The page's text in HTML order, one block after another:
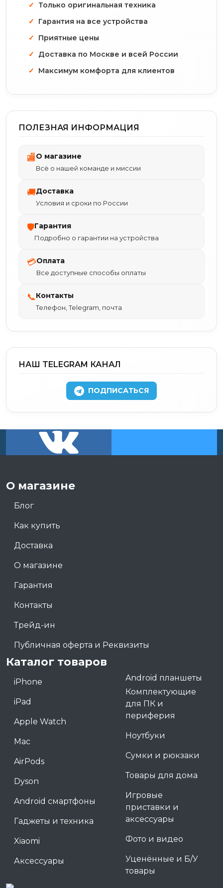
Только оригинальная техника
Гарантия на все устройства
Приятные цены
Доставка по Москве и всей России
Максимум комфорта для клиентов
ПОЛЕЗНАЯ ИНФОРМАЦИЯ
🏬О магазине
Всё о нашей команде и миссии
🚚Доставка
Условия и сроки по России
🛡Гарантия
Подробно о гарантии на устройства
💳Оплата
Все доступные способы оплаты
📞Контакты
Телефон, Telegram, почта
НАШ TELEGRAM КАНАЛ
ПОДПИСАТЬСЯ
О магазине
Блог
Как купить
Доставка
О магазине
Гарантия
Контакты
Трейд-ин
Публичная оферта и Реквизиты
Каталог товаров
iPhone
iPad
Apple Watch
Mac
AirPods
Dyson
Android смартфоны
Гаджеты и техника
Xiaomi
Аксессуары
Android планшеты
Комплектующие
для ПК и
периферия
Ноутбуки
Сумки и рюкзаки
Товары для дома
Игровые
приставки и
аксессуары
Фото и видео
Уценённые и Б/У
товары